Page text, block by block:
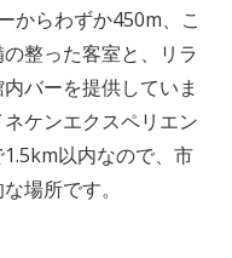
からわずか450m、こ
整った客室と、リラ
バーを提供していま
ケンエクスペリエン
以内なので、市
場所です。